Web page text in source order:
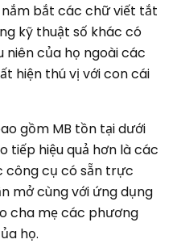
bắt các chữ viết tắt
kỹ thuật số khác có
niên của họ ngoài các
hiện thú vị với con cái
gồm MB tồn tại dưới
tiếp hiệu quả hơn là các
công cụ có sẵn trực
mở cùng với ứng dụng
cha mẹ các phương
họ.